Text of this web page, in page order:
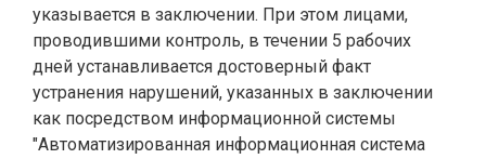
указывается в заключении. При этом лицами,
проводившими контроль, в течении 5 рабочих
дней устанавливается достоверный факт
устранения нарушений, указанных в заключении
как посредством информационной системы
"Автоматизированная информационная система